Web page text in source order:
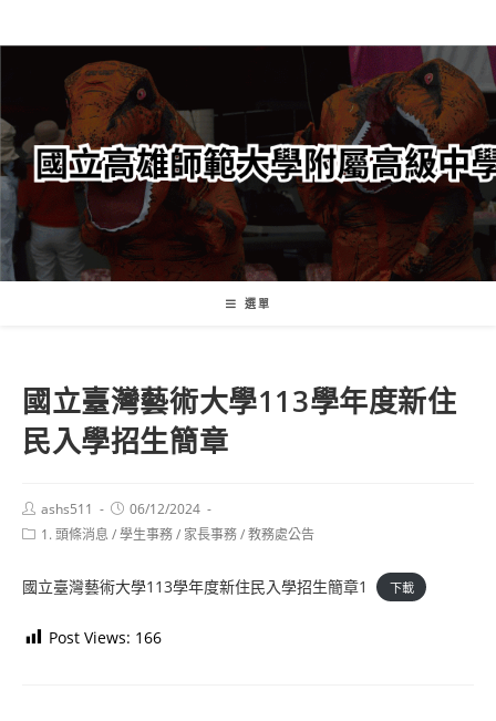
轉
要
內
容
選單
國立臺灣藝術大學113學年度新住
民入學招生簡章
Post
author:
ashs511
Post
published:
06/12/2024
Post1. 頭條消息 /學生事務/ 家長事務/教務處公告
國立臺灣藝術大學113學年度新住民入學招生簡章1 下載
Post Views: 166